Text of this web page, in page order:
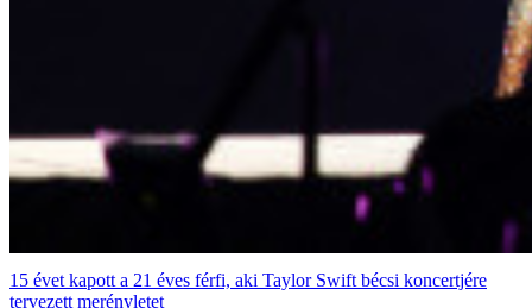
15 évet kapott a 21 éves férfi, aki Taylor Swift bécsi koncertjére
tervezett merényletet